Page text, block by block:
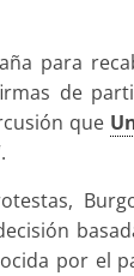
para
de
que
por el